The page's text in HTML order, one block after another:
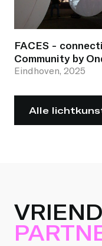
FACES -
Community by
Eindhoven, 2025
Alle